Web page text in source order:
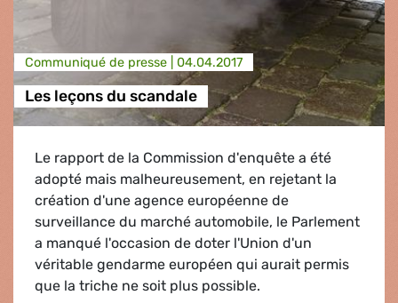
Communiqué de presse | 04.04.2017
Les leçons du scandale
Le rapport de la Commission d'enquête a été
adopté mais malheureusement, en rejetant la
création d'une agence européenne de
surveillance du marché automobile, le Parlement
a manqué l'occasion de doter l'Union d'un
véritable gendarme européen qui aurait permis
que la triche ne soit plus possible.